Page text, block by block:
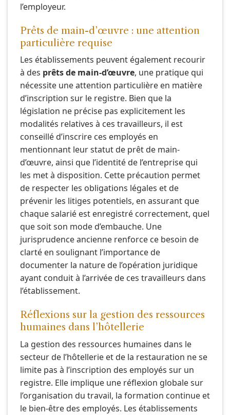
l’employeur.
Prêts de main-d’œuvre : une attention
particulière requise
Les établissements peuvent également recourir
à des prêts de main-d’œuvre, une pratique qui
nécessite une attention particulière en matière
d’inscription sur le registre. Bien que la
législation ne précise pas explicitement les
modalités relatives à ces travailleurs, il est
conseillé d’inscrire ces employés en
mentionnant leur statut de prêt de main-
d’œuvre, ainsi que l’identité de l’entreprise qui
les met à disposition. Cette précaution permet
de respecter les obligations légales et de
prévenir les litiges potentiels, en assurant que
chaque salarié est enregistré correctement, quel
que soit son mode d’embauche. Une
jurisprudence ancienne renforce ce besoin de
clarté en soulignant l’importance de
documenter la nature de l’opération juridique
ayant conduit à l’arrivée de ces travailleurs dans
l’établissement.
Réflexions sur la gestion des ressources
humaines dans l’hôtellerie
La gestion des ressources humaines dans le
secteur de l’hôtellerie et de la restauration ne se
limite pas à l’inscription des employés sur un
registre. Elle implique une réflexion globale sur
l’organisation du travail, la formation continue et
le bien-être des employés. Les établissements